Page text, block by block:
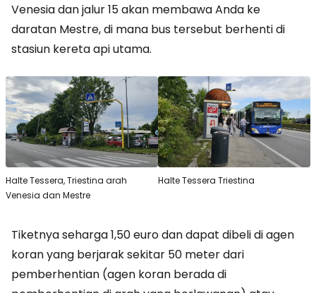
Venesia dan jalur 15 akan membawa Anda ke
daratan Mestre, di mana bus tersebut berhenti di
stasiun kereta api utama.
Halte Tessera, Triestina arah
Venesia dan Mestre
Halte Tessera Triestina
Tiketnya seharga 1,50 euro dan dapat dibeli di agen
koran yang berjarak sekitar 50 meter dari
pemberhentian (agen koran berada di